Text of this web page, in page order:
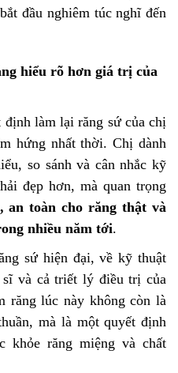
đầu nghiêm túc nghĩ đến
hiểu rõ hơn giá trị của
làm lại răng sứ của chị
hứng nhất thời. Chị dành
so sánh và cân nhắc kỹ
đẹp hơn, mà quan trọng
an toàn cho răng thật và
nhiều năm tới.
sứ hiện đại, về kỹ thuật
sĩ và cả triết lý điều trị của
răng lúc này không còn là
mà là một quyết định
khỏe răng miệng và chất